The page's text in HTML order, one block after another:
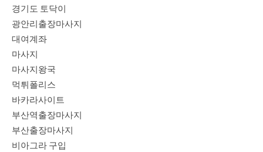
경기도 토닥이
광안리출장마사지
대여계좌
마사지
마사지왕국
먹튀폴리스
바카라사이트
부산역출장마사지
부산출장마사지
비아그라 구입